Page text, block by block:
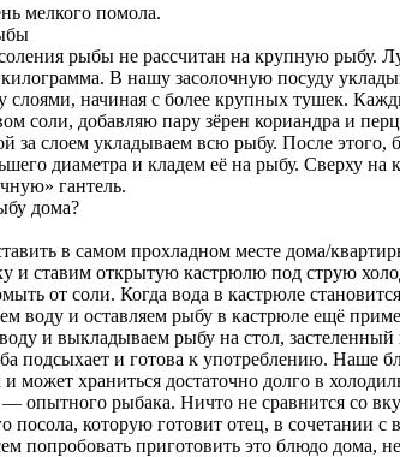
мелкого помола.
рыбы не рассчитан на крупную рыбу.
В нашу засолочную посуду
начиная с более крупных тушек.
соли, добавляю пару зёрен кориандра и
за слоем укладываем всю рыбу. После этого,
диаметра и кладем её на рыбу. Сверху на
гантель.
дома?
в самом прохладном месте дома/
и ставим открытую кастрюлю под струю
от соли. Когда вода в кастрюле
воду и оставляем рыбу в кастрюле ещё
и выкладываем рыбу на стол,
подсыхает и готова к употреблению. Наше
может храниться достаточно долго в
опытного рыбака. Ничто не сравнится со
посола, которую готовит отец, в сочетании с
попробовать приготовить это блюдо дома,